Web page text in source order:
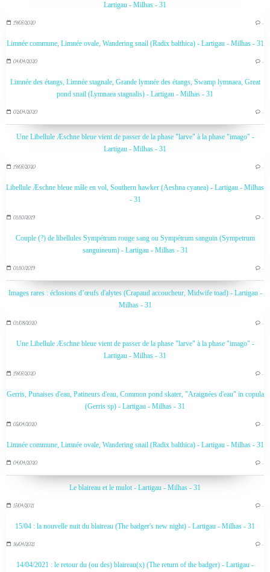
Lartigau - Milhas - 31
19/07/2020 …
Limnée commune, Limnée ovale, Wandering snail (Radix balthica) - Lartigau - Milhas - 31
04/04/2020 …
Limnée des étangs, Limnée stagnale, Grande lymnée des étangs, Swamp lymnaea, Great
pond snail (Lymnaea stagnalis) - Lartigau - Milhas - 31
02/04/2020 …
Une Libellule Æschne bleue vient de passer de la phase "larve" à la phase "imago" -
Lartigau - Milhas - 31
19/07/2020 …
Libellule Æschne bleue mâle en vol, Southern hawker (Aeshna cyanea) - Lartigau - Milhas
- 31
01/10/2019 …
Couple (?) de libellules Sympétrum rouge sang ou Sympétrum sanguin (Sympetrum
sanguineum) - Lartigau - Milhas - 31
01/10/2019 …
Images rares : éclosions d’œufs d'alytes (Crapaud accoucheur, Midwife toad) - Lartigau -
Milhas - 31
01/08/2020 …
Une Libellule Æschne bleue vient de passer de la phase "larve" à la phase "imago" -
Lartigau - Milhas - 31
19/07/2020 …
Gerris, Punaises d'eau, Patineurs d'eau, Common pond skater, "Araignées d'eau" in copula
(Gerris sp) - Lartigau - Milhas - 31
05/04/2020 …
Limnée commune, Limnée ovale, Wandering snail (Radix balthica) - Lartigau - Milhas - 31
04/04/2020 …
Le blaireau et le mulot - Lartigau - Milhas - 31
17/04/2021 …
15/04 : la nouvelle nuit du blaireau (The badger's new night) - Lartigau - Milhas - 31
16/04/2021 …
14/04/2021 : le retour du (ou des) blaireau(x) (The return of the badger) - Lartigau -